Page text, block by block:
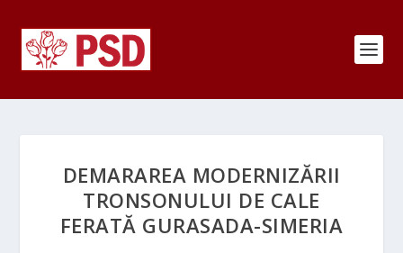
DEMARAREA MODERNIZĂRII
TRONSONULUI DE CALE
FERATĂ GURASADA-SIMERIA